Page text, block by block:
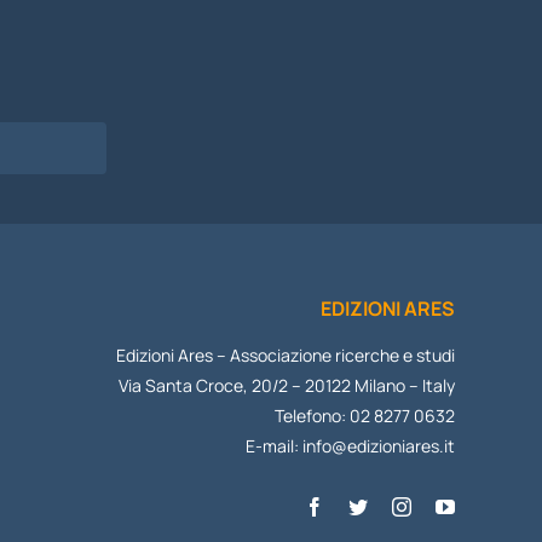
EDIZIONI ARES
Edizioni Ares – Associazione ricerche e studi
Via Santa Croce, 20/2 – 20122 Milano – Italy
Telefono: 02 8277 0632
E-mail: info@edizioniares.it